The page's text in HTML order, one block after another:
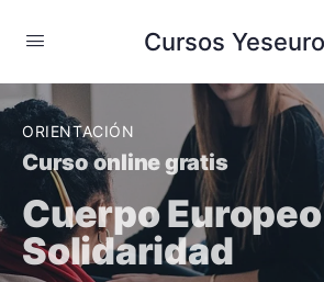
Cursos
ORIENTACIÓN
Curso online gratis
Cuerpo
Solidaridad